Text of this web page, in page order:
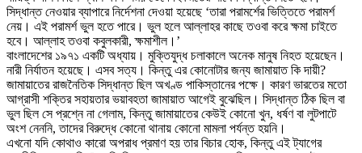
সিদ্ধান্ত নেওয়ার ব্যাপারে নির্দেশনা দেওয়া হয়েছে ‘তারা পরামর্শের ভিত্তিতে পরামর্শ
নেয়। এই পরামর্শ ভুল হতে পারে। ভুল হলে আল্লাহর কাছে তওবা করে ক্ষমা চাইতে
হবে। আল্লাহ তওবা কবুলকারী, ক্ষমাশীল।’
বাংলাদেশের ১৯৭১ একটি অধ্যায়। মুক্তিযুদ্ধ চলাকালে অনেক মানুষ নিহত হয়েছেন।
নারী নির্যাতন হয়েছে। এসব সত্য। কিন্তু এর কোনোটার জন্য জামায়াত কি দায়ী?
জামায়াতের রাজনৈতিক সিদ্ধান্ত ছিল অখণ্ড পাকিস্তানের পক্ষে। কারণ ভারতের মতো
আগ্রাসী শক্তির সহায়তার ভয়াবহতা জামায়াত আগেই বুঝেছিল। সিদ্ধান্ত ঠিক ছিল বা
ভুল ছিল সে প্রশ্নে না গেলাম, কিন্তু জামায়াতের কেউই কোনো খুন, ধর্ষণ বা লুটপাটে
অংশ নেননি, তাদের বিরুদ্ধে কোনো থানায় কোনো মামলা পর্যন্ত হয়নি।
এখনো যদি কোথাও কারো অপরাধ প্রমাণ হয় তার বিচার হোক, কিন্তু এই ট্যাগের